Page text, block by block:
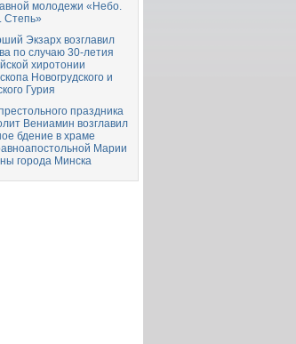
молодежи «Небо.
Степь»
Экзарх возглавил
по случаю 30-летия
хиротонии
Новогрудского и
Гурия
праздника
Вениамин возглавил
бдение в храме
Марии
города Минска